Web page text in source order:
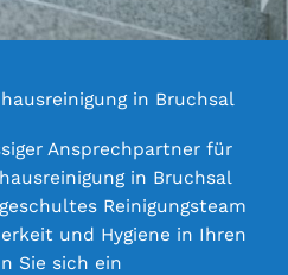
in Bruchsal
Ansprechpartner für
in Bruchsal
Reinigungsteam
und Hygiene in Ihren
Sie sich ein